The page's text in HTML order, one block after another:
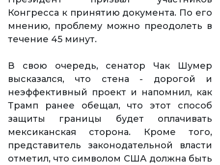
Конгресса к принятию документа. По его
мнению, проблему можно преодолеть в
течение 45 минут.
В свою очередь, сенатор Чак Шумер
высказался, что стена - дорогой и
неэффективный проект и напомнил, как
Трамп ранее обещал, что этот способ
защиты границы будет оплачивать
мексиканская сторона. Кроме того,
представитель законодательной власти
отметил, что символом США должна быть